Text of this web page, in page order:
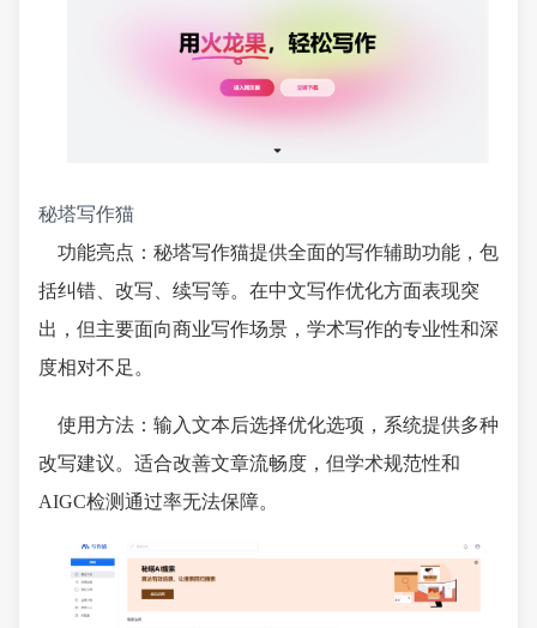
秘塔写作猫
功能亮点：秘塔写作猫提供全面的写作辅助功能，包
括纠错、改写、续写等。在中文写作优化方面表现突
出，但主要面向商业写作场景，学术写作的专业性和深
度相对不足。
使用方法：输入文本后选择优化选项，系统提供多种
改写建议。适合改善文章流畅度，但学术规范性和
AIGC检测通过率无法保障。